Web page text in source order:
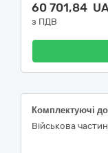
60 701,84
з ПДВ
Військова